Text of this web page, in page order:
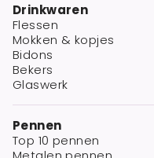
Drinkwaren
Flessen
Mokken & kopjes
Bidons
Bekers
Glaswerk
Pennen
Top 10 pennen